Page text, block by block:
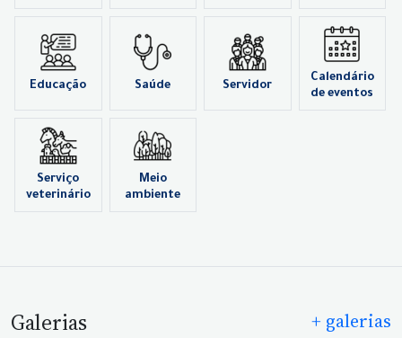
Educação Saúde Servidor
Calendário
de eventos
Serviço
veterinário
Meio
ambiente
Galerias + galerias